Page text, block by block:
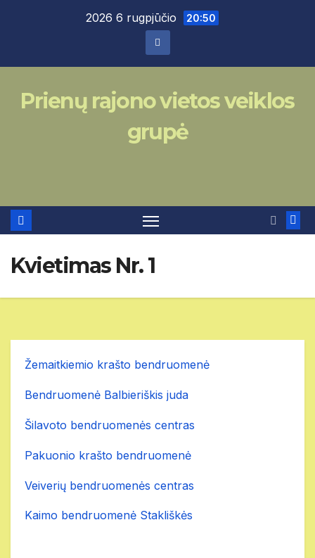
2026 6 rugpjūčio 20:50
Prienų rajono vietos veiklos
grupė
Kvietimas Nr. 1
Žemaitkiemio krašto bendruomenė
Bendruomenė Balbieriškis juda
Šilavoto bendruomenės centras
Pakuonio krašto bendruomenė
Veiverių bendruomenės centras
Kaimo bendruomenė Stakliškės